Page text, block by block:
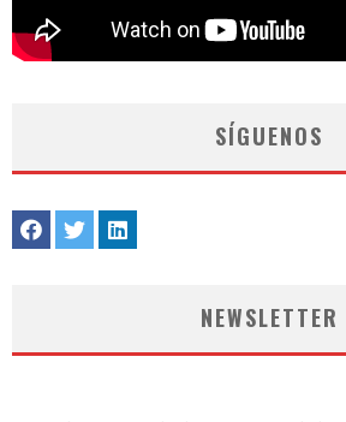
SÍGUENOS
NEWSLETTER